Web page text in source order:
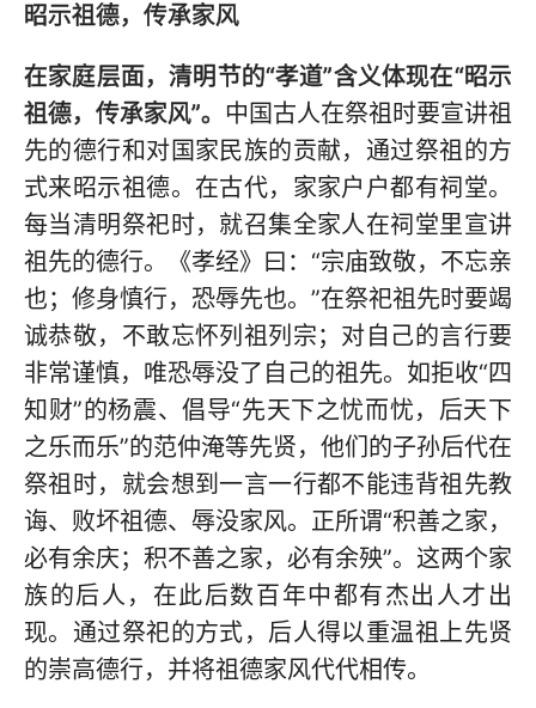
昭示祖德，传承家风
在家庭层面，清明节的“孝道”含义体现在“昭示
祖德，传承家风”。 中国古人在祭祖时要宣讲祖
先的德行和对国家民族的贡献，通过祭祖的方
式来昭示祖德。在古代，家家户户都有祠堂。
每当清明祭祀时，就召集全家人在祠堂里宣讲
祖先的德行。《孝经》曰：“宗庙致敬，不忘亲
也；修身慎行，恐辱先也。”在祭祀祖先时要竭
诚恭敬，不敢忘怀列祖列宗；对自己的言行要
非常谨慎，唯恐辱没了自己的祖先。如拒收“四
知财”的杨震、倡导“先天下之忧而忧，后天下
之乐而乐”的范仲淹等先贤，他们的子孙后代在
祭祖时，就会想到一言一行都不能违背祖先教
诲、败坏祖德、辱没家风。正所谓“积善之家，
必有余庆；积不善之家，必有余殃”。这两个家
族的后人，在此后数百年中都有杰出人才出
现。通过祭祀的方式，后人得以重温祖上先贤
的崇高德行，并将祖德家风代代相传。